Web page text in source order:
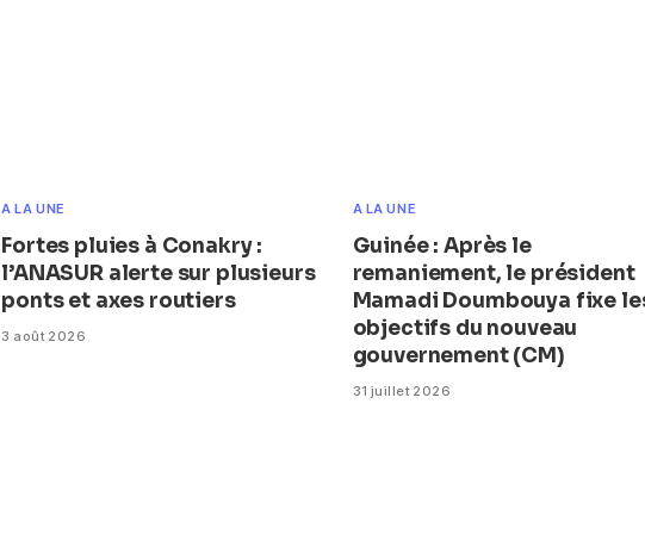
A LA UNE
Fortes pluies à Conakry :
l’ANASUR alerte sur plusieurs
ponts et axes routiers
3 août 2026
A LA UNE
Guinée : Après le
remaniement, le président
Mamadi Doumbouya fixe
objectifs du nouveau
gouvernement (CM)
31 juillet 2026